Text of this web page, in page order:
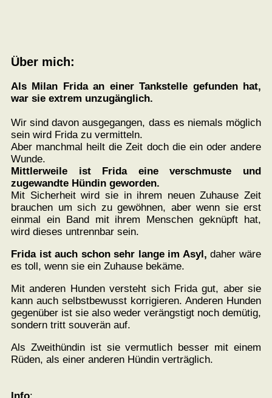
Über mich:
Als Milan Frida an einer Tankstelle gefunden hat,
war sie extrem unzugänglich.
Wir sind davon ausgegangen, dass es niemals möglich
sein wird Frida zu vermitteln.
Aber manchmal heilt die Zeit doch die ein oder andere
Wunde.
Mittlerweile ist Frida eine verschmuste und
zugewandte Hündin geworden.
Mit Sicherheit wird sie in ihrem neuen Zuhause Zeit
brauchen um sich zu gewöhnen, aber wenn sie erst
einmal ein Band mit ihrem Menschen geknüpft hat,
wird dieses untrennbar sein.
Frida ist auch schon sehr lange im Asyl, daher wäre
es toll, wenn sie ein Zuhause bekäme.
Mit anderen Hunden versteht sich Frida gut, aber sie
kann auch selbstbewusst korrigieren. Anderen Hunden
gegenüber ist sie also weder verängstigt noch demütig,
sondern tritt souverän auf.
Als Zweithündin ist sie vermutlich besser mit einem
Rüden, als einer anderen Hündin verträglich.